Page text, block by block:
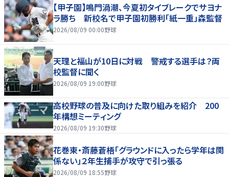
【甲子園】鳴門渦潮、今夏初タイブレークでサヨナ
ラ勝ち 新校名で甲子園初勝利「紙一重」森監督
2026/08/09 00:00野球
天理と福山が10日に対戦 警戒する選手は？両
校監督に聞く
2026/08/09 19:00野球
高校野球の普及に向けた取り組みを紹介 200
年構想ミーティング
2026/08/09 19:30野球
花巻東・斎藤蒼梧「グラウンドに入ったら学年は関
係ない」２年生捕手が攻守で引っ張る
2026/08/09 18:55野球